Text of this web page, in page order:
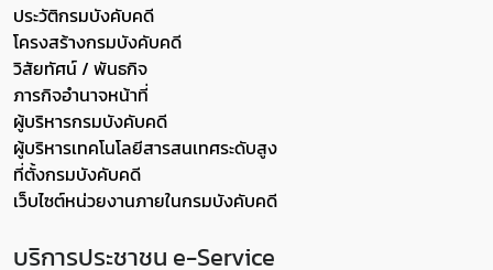
ประวัติกรมบังคับคดี
โครงสร้างกรมบังคับคดี
วิสัยทัศน์ / พันธกิจ
ภารกิจอำนาจหน้าที่
ผู้บริหารกรมบังคับคดี
ผู้บริหารเทคโนโลยีสารสนเทศระดับสูง
ที่ตั้งกรมบังคับคดี
เว็บไซต์หน่วยงานภายในกรมบังคับคดี
บริการประชาชน e-Service